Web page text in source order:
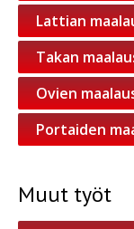
Lattian
Takan
Ovien
Portaiden
Muut työt